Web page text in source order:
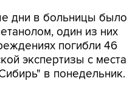
дни в больницы было
один из них
погибли 46
экспертизы с места
в понедельник.